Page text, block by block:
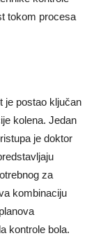
tokom procesa
je postao ključan
kolena. Jedan
je doktor
za
kombinaciju
kontrole bola.